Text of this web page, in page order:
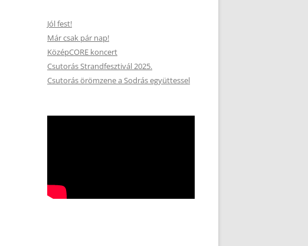
Jól fest!
Már csak pár nap!
KözépCORE koncert
Csutorás Strandfesztivál 2025.
Csutorás örömzene a Sodrás együttessel